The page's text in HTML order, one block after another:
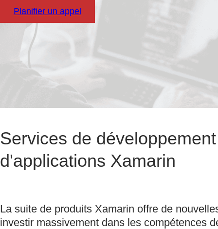
Planifier un appel
Services de développement
d'applications Xamarin
La suite de produits Xamarin offre de
investir massivement dans les compétences